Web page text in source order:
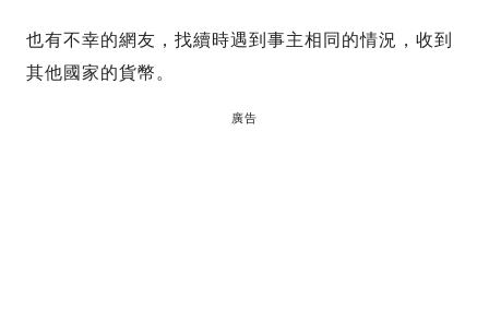
也有不幸的網友，找續時遇到事主相同的情況，收到
其他國家的貨幣。
廣告